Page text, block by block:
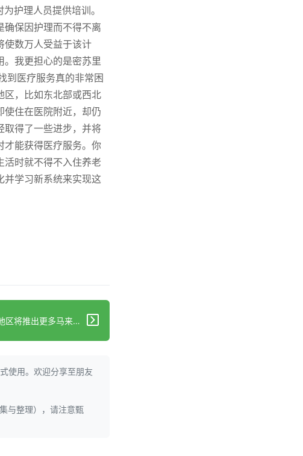
护理人员提供培训。
确保因护理而不得不离
使数万人受益于该计
。我更担心的是密苏里
到医疗服务真的非常困
区，比如东北部或西北
使住在医院附近，却仍
取得了一些进步，并将
才能获得医疗服务。你
活时就不得不入住养老
并学习新系统来实现这
下一篇：马西岭－油池地区将推出更多马来/穆斯林社区心理健康支持计划
使用。欢迎分享至朋友
与整理），请注意甄